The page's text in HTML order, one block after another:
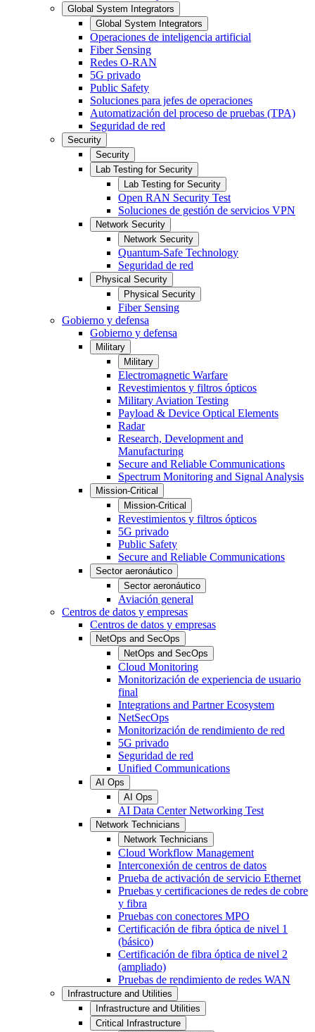
Global System Integrators
Global System Integrators
Operaciones de inteligencia artificial
Fiber Sensing
Redes O-RAN
5G privado
Public Safety
Soluciones para jefes de operaciones
Automatización del proceso de pruebas (TPA)
Seguridad de red
Security
Security
Lab Testing for Security
Lab Testing for Security
Open RAN Security Test
Soluciones de gestión de servicios VPN
Network Security
Network Security
Quantum-Safe Technology
Seguridad de red
Physical Security
Physical Security
Fiber Sensing
Gobierno y defensa
Gobierno y defensa
Military
Military
Electromagnetic Warfare
Revestimientos y filtros ópticos
Military Aviation Testing
Payload & Device Optical Elements
Radar
Research, Development and
Manufacturing
Secure and Reliable Communications
Spectrum Monitoring and Signal Analysis
Mission-Critical
Mission-Critical
Revestimientos y filtros ópticos
5G privado
Public Safety
Secure and Reliable Communications
Sector aeronáutico
Sector aeronáutico
Aviación general
Centros de datos y empresas
Centros de datos y empresas
NetOps and SecOps
NetOps and SecOps
Cloud Monitoring
Monitorización de experiencia de usuario
final
Integrations and Partner Ecosystem
NetSecOps
Monitorización de rendimiento de red
5G privado
Seguridad de red
Unified Communications
AI Ops
AI Ops
AI Data Center Networking Test
Network Technicians
Network Technicians
Cloud Workflow Management
Interconexión de centros de datos
Prueba de activación de servicio Ethernet
Pruebas y certificaciones de redes de cobre
y fibra
Pruebas con conectores MPO
Certificación de fibra óptica de nivel 1
(básico)
Certificación de fibra óptica de nivel 2
(ampliado)
Pruebas de rendimiento de redes WAN
Infrastructure and Utilities
Infrastructure and Utilities
Critical Infrastructure